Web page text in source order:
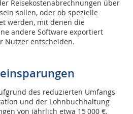
Reisekostenabrechnungen über
sollen, oder ob spezielle
werden, mit denen die
andere Software exportiert
Nutzer entscheiden.
des reduzierten Umfangs
und der Lohnbuchhaltung
von jährlich etwa 15 000 €.